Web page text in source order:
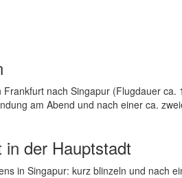
nach Singapur (Flugdauer
am Abend und nach einer ca.
der Hauptstadt
in Singapur: kurz blinzeln und nach